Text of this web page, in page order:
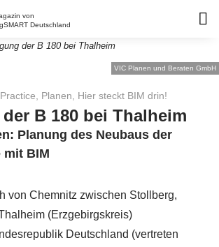
von
Deutschland
der B 180 bei Thalheim
VIC Planen und Beraten GmbH
Planen, Hier steckt BIM drin!
B 180 bei Thalheim
Planung des Neubaus der
mit BIM
von Chemnitz zwischen Stollberg,
(Erzgebirgskreis)
Deutschland (vertreten